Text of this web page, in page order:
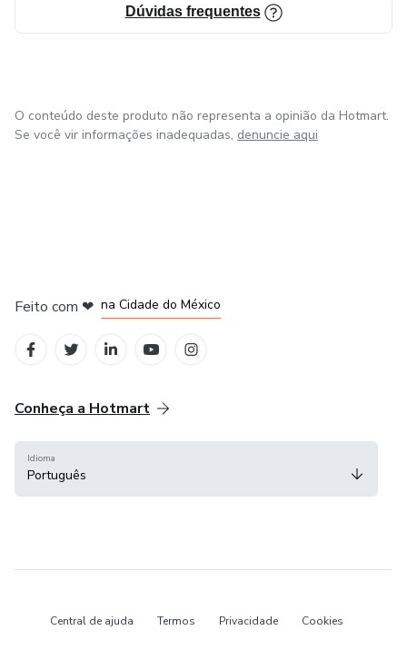
✔️ Oferecer suporte emocional e prático para pretendentes
e famílias adotivas.
adoção, não tem vínculo com órgãos públicos e não tem
acesso ao Sistema Nacional de Adoção (SNA). Nosso
Dúvidas frequentes
O conteúdo deste produto não representa a opinião da Hotmart.
Se você vir informações inadequadas, denuncie aqui
Feito com ❤ na Cidade do México
Conheça a Hotmart
Idioma
Português
Central de ajuda Termos Privacidade Cookies